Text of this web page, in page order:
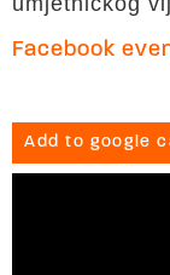
Facebook
Add to google